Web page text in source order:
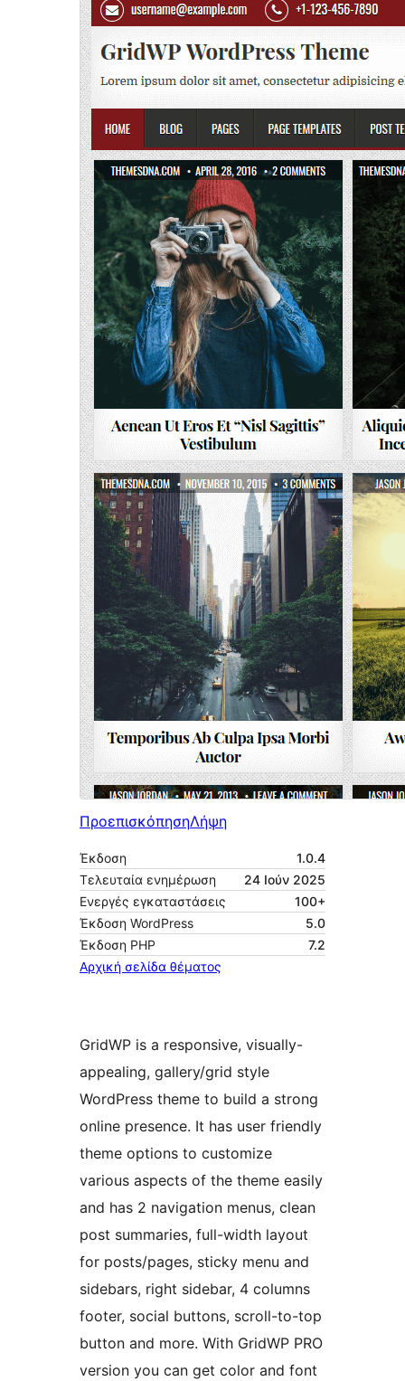
ΠροεπισκόπησηΛήψη
Έκδοση
1.0.4
Τελευταία ενημέρωση
24 Ιούν 2025
Ενεργές εγκαταστάσεις
100+
Έκδοση WordPress
5.0
Έκδοση ΡΗΡ
7.2
Αρχική σελίδα θέματος
GridWP is a responsive, visually-
appealing, gallery/grid style
WordPress theme to build a strong
online presence. It has user friendly
theme options to customize
various aspects of the theme easily
and has 2 navigation menus, clean
post summaries, full-width layout
for posts/pages, sticky menu and
sidebars, right sidebar, 4 columns
footer, social buttons, scroll-to-top
button and more. With GridWP PRO
version you can get color and font